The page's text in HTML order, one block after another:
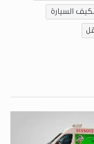
السيارة